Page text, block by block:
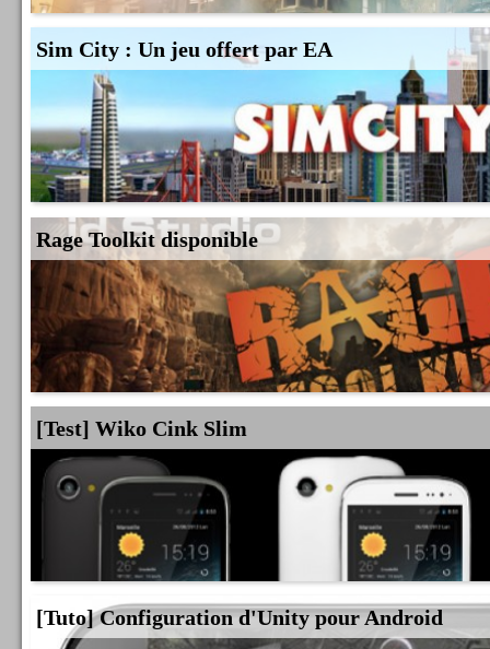
Sim City : Un jeu offert par EA
Rage Toolkit disponible
[Test] Wiko Cink Slim
[Tuto] Configuration d'Unity pour Android